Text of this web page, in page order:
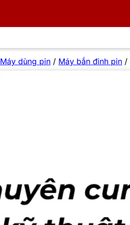
Máy dùng pin / Máy bắn đinh pin /